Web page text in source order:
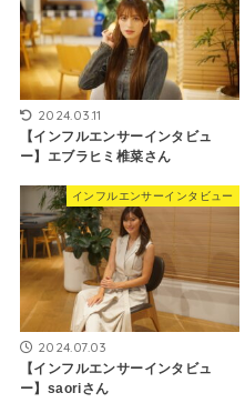
2024.03.11
【インフルエンサーインタビュ
ー】エブラヒミ椎菜さん
インフルエンサーインタビュー
2024.07.03
【インフルエンサーインタビュ
ー】saoriさん